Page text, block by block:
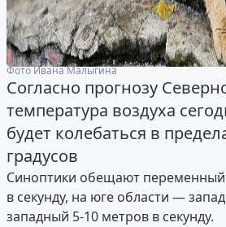
Фото Ивана Малыгина
Согласно прогнозу
температура воздуха
будет колебаться в
градусов
Синоптики обещают переменный
в секунду, на юге области —
западный 5-10 метров в секунду.